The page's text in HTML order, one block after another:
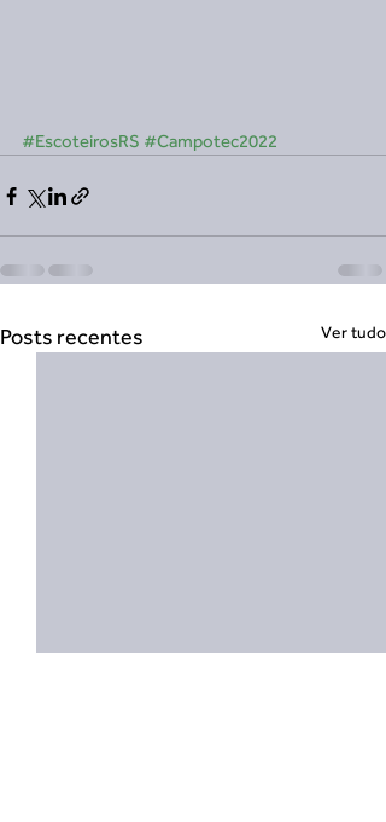
#EscoteirosRS #Campotec2022
Posts recentes Ver tudo